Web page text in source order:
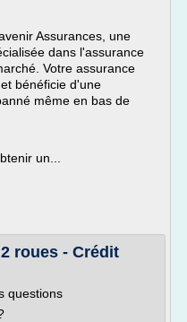
Assurances, une
dans l'assurance
Votre assurance
bénéficie d'une
même en bas de
un...
roues - Crédit
questions